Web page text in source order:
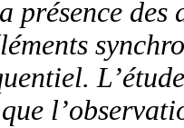
présence